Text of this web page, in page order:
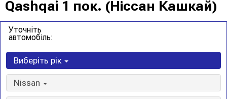
Qashqai 1 пок. (Ніссан Кашкай)
Уточніть
автомобіль:
Виберіть рік
Nissan